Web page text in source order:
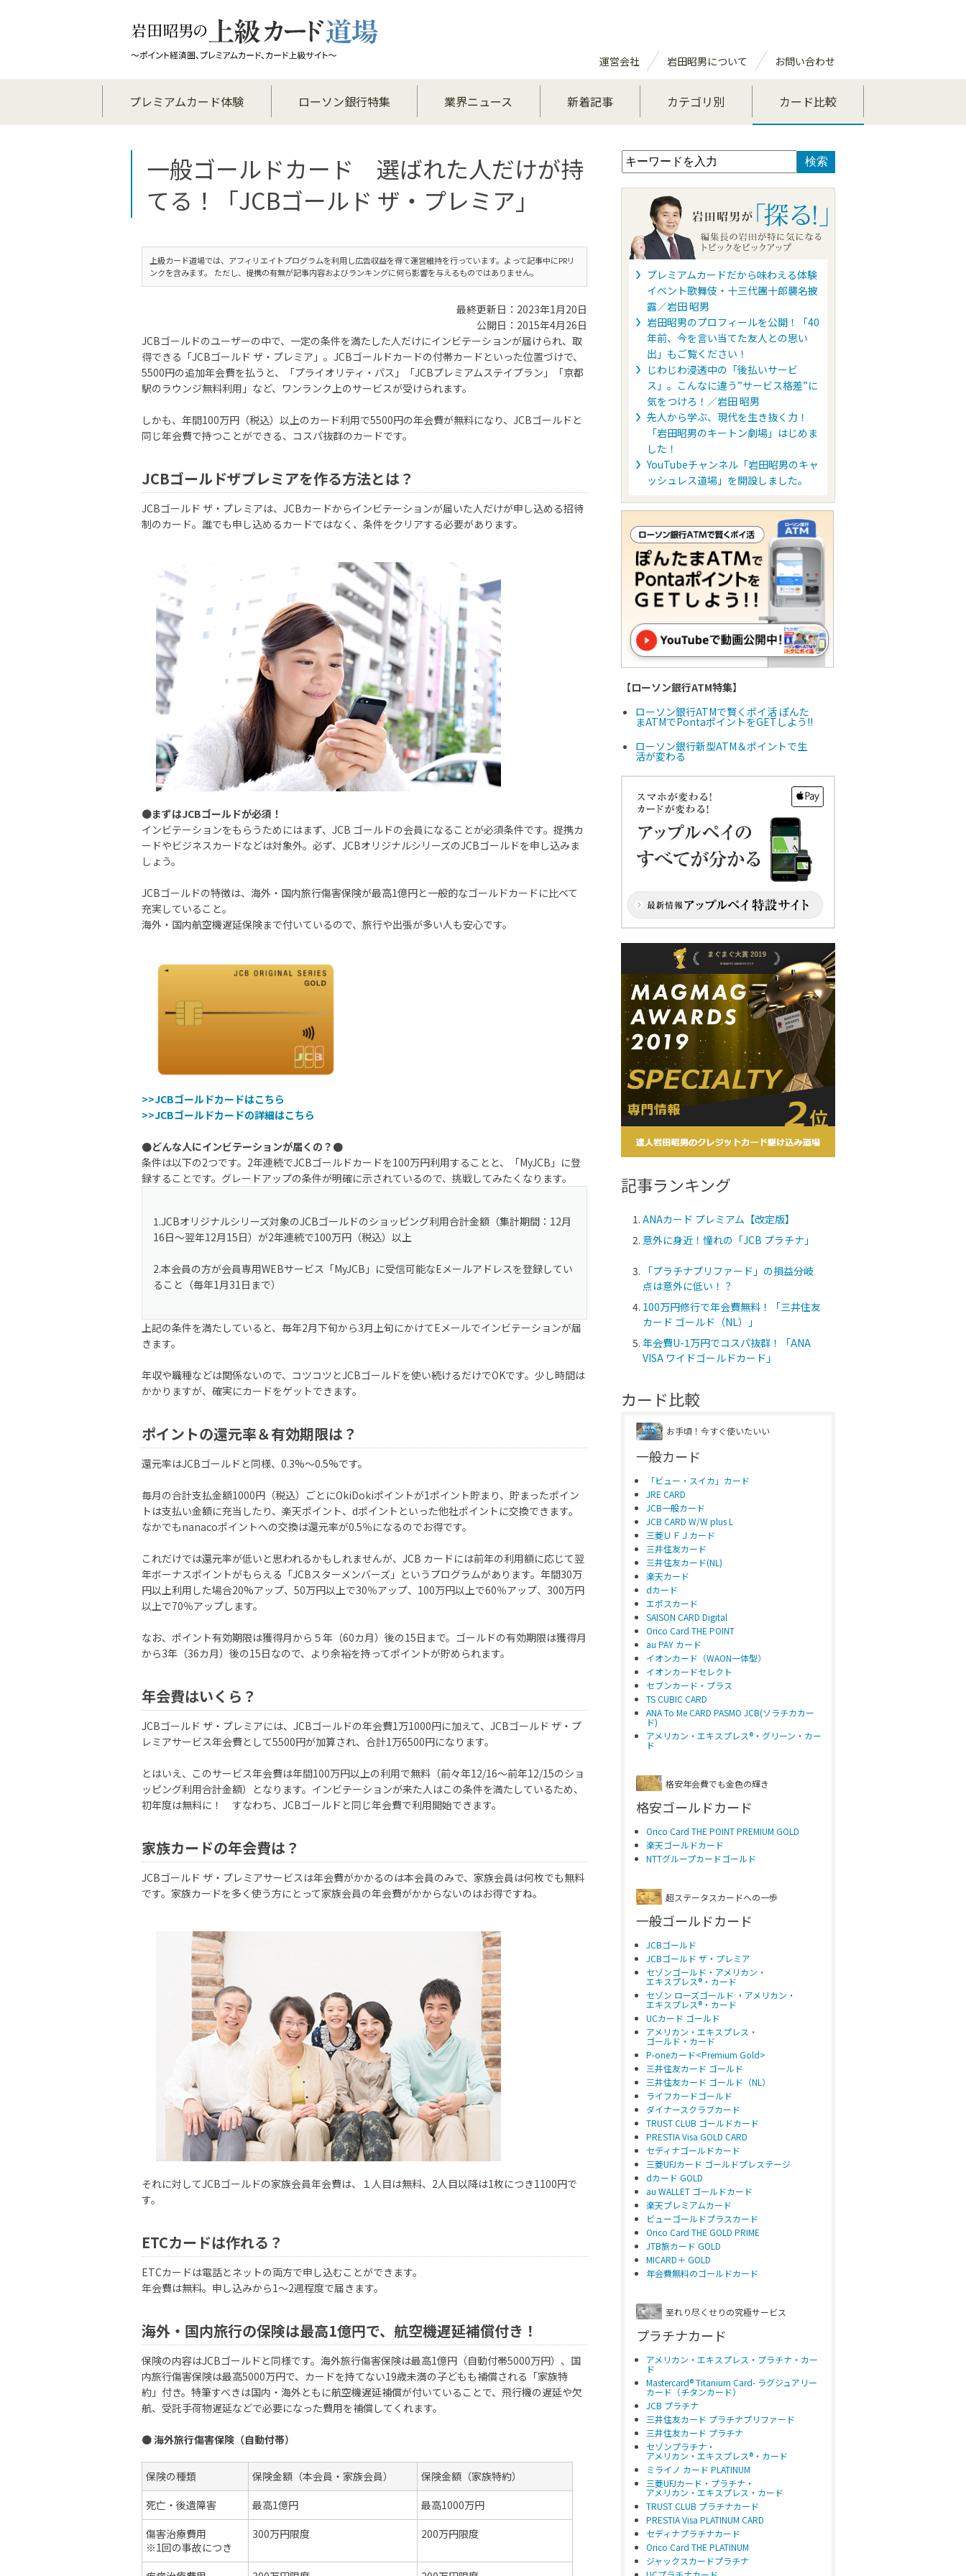
運営会社 岩田昭男について お問い合わせ
プレミアムカード体験 ローソン銀行特集 業界ニュース 新着記事 カテゴリ別 カード比較
一般ゴールドカード 選ばれた人だけが持
てる！「JCBゴールド ザ・プレミア」
上級カード道場では、アフィリエイトプログラムを利用し広告収益を得て運営維持を行っています。よって記事中にPRリ
ンクを含みます。 ただし、提携の有無が記事内容およびランキングに何ら影響を与えるものではありません。
最終更新日：2023年1月20日
公開日：2015年4月26日
JCBゴールドのユーザーの中で、一定の条件を満たした人だけにインビテーションが届けられ、取
得できる「JCBゴールド ザ・プレミア」。JCBゴールドカードの付帯カードといった位置づけで、
5500円の追加年会費を払うと、「プライオリティ・パス」「JCBプレミアムステイプラン」「京都
駅のラウンジ無料利用」など、ワンランク上のサービスが受けられます。
しかも、年間100万円（税込）以上のカード利用で5500円の年会費が無料になり、JCBゴールドと
同じ年会費で持つことができる、コスパ抜群のカードです。
JCBゴールドザプレミアを作る方法とは？
JCBゴールド ザ・プレミアは、JCBカードからインビテーションが届いた人だけが申し込める招待
制のカード。誰でも申し込めるカードではなく、条件をクリアする必要があります。
●まずはJCBゴールドが必須！
インビテーションをもらうためにはまず、JCB ゴールドの会員になることが必須条件です。提携カ
ードやビジネスカードなどは対象外。必ず、JCBオリジナルシリーズのJCBゴールドを申し込みま
しょう。
JCBゴールドの特徴は、海外・国内旅行傷害保険が最高1億円と一般的なゴールドカードに比べて
充実していること。
海外・国内航空機遅延保険まで付いているので、旅行や出張が多い人も安心です。
>>JCBゴールドカードはこちら
>>JCBゴールドカードの詳細はこちら
●どんな人にインビテーションが届くの？●
条件は以下の2つです。2年連続でJCBゴールドカードを100万円利用することと、「MyJCB」に登
録することです。グレードアップの条件が明確に示されているので、挑戦してみたくなります。
1.JCBオリジナルシリーズ対象のJCBゴールドのショッピング利用合計金額（集計期間：12月
16日〜翌年12月15日）が2年連続で100万円（税込）以上
2.本会員の方が会員専用WEBサービス「MyJCB」に受信可能なEメールアドレスを登録してい
ること（毎年1月31日まで）
上記の条件を満たしていると、毎年2月下旬から3月上旬にかけてEメールでインビテーションが届
きます。
年収や職種などは関係ないので、コツコツとJCBゴールドを使い続けるだけでOKです。少し時間は
かかりますが、確実にカードをゲットできます。
ポイントの還元率＆有効期限は？
還元率はJCBゴールドと同様、0.3%～0.5%です。
毎月の合計支払金額1000円（税込）ごとにOkiDokiポイントが1ポイント貯まり、貯まったポイン
トは支払い金額に充当したり、楽天ポイント、dポイントといった他社ポイントに交換できます。
なかでもnanacoポイントへの交換は還元率が0.5％になるのでお得です。
これだけでは還元率が低いと思われるかもしれませんが、JCB カードには前年の利用額に応じて翌
年ボーナスポイントがもらえる「JCBスターメンバーズ」というプログラムがあります。年間30万
円以上利用した場合20%アップ、50万円以上で30％アップ、100万円以上で60％アップ、300万円
以上で70％アップします。
なお、ポイント有効期限は獲得月から５年（60カ月）後の15日まで。ゴールドの有効期限は獲得月
から3年（36カ月）後の15日なので、より余裕を持ってポイントが貯められます。
年会費はいくら？
JCBゴールド ザ・プレミアには、JCBゴールドの年会費1万1000円に加えて、JCBゴールド ザ・プ
レミアサービス年会費として5500円が加算され、合計1万6500円になります。
とはいえ、このサービス年会費は年間100万円以上の利用で無料（前々年12/16～前年12/15のショ
ッピング利用合計金額）となります。インビテーションが来た人はこの条件を満たしているため、
初年度は無料に！ すなわち、JCBゴールドと同じ年会費で利用開始できます。
家族カードの年会費は？
JCBゴールド ザ・プレミアサービスは年会費がかかるのは本会員のみで、家族会員は何枚でも無料
です。家族カードを多く使う方にとって家族会員の年会費がかからないのはお得ですね。
それに対してJCBゴールドの家族会員年会費は、１人目は無料、2人目以降は1枚につき1100円で
す。
ETCカードは作れる？
ETCカードは電話とネットの両方で申し込むことができます。
年会費は無料。申し込みから1〜2週程度で届きます。
海外・国内旅行の保険は最高1億円で、航空機遅延補償付き！
保険の内容はJCBゴールドと同様です。海外旅行傷害保険は最高1億円（自動付帯5000万円）、国
内旅行傷害保険は最高5000万円で、カードを持てない19歳未満の子どもも補償される「家族特
約」付き。特筆すべきは国内・海外ともに航空機遅延補償が付いていることで、飛行機の遅延や欠
航、受託手荷物遅延などで必要になった費用を補償してくれます。
●海外旅行傷害保険（自動付帯）
保険の種類 保険金額（本会員・家族会員）
保険金額（家族特約）
死亡・後遺障害
最高1億円
最高1000万円
傷害治療費用
※1回の事故につき
300万円限度 200万円限度
プレミアムカードだから味わえる体験
イベント歌舞伎・十三代團十郎襲名披
露／岩田 昭男
岩田昭男のプロフィールを公開！「40
年前、今を言い当てた友人との思い
出」もご覧ください！
じわじわ浸透中の「後払いサービ
ス」。こんなに違う”サービス格差”に
気をつけろ！／岩田 昭男
先人から学ぶ、現代を生き抜く力！
「岩田昭男のキートン劇場」はじめま
した！
YouTubeチャンネル「岩田昭男のキャ
ッシュレス道場」を開設しました。
【ローソン銀行ATM特集】
ローソン銀行ATMで賢くポイ活 ぽんた
まATMでPontaポイントをGETしよう!!
ローソン銀行新型ATM＆ポイントで生
活が変わる
記事ランキング
ANAカード プレミアム【改定版】
意外に身近！憧れの「JCB プラチナ」
「プラチナプリファード」の損益分岐
点は意外に低い！？
100万円修行で年会費無料！「三井住友
カード ゴールド（NL）」
年会費U-1万円でコスパ抜群！「ANA
VISA ワイドゴールドカード」
カード比較
お手頃！今すぐ使いたいい
一般カード
「ビュー・スイカ」カード
JRE CARD
JCB一般カード
JCB CARD W/W plus L
三菱ＵＦＪカード
三井住友カード
三井住友カード(NL)
楽天カード
dカード
エポスカード
SAISON CARD Digital
Orico Card THE POINT
au PAY カード
イオンカード（WAON一体型）
イオンカードセレクト
セブンカード・プラス
TS CUBIC CARD
ANA To Me CARD PASMO JCB(ソラチカカー
ド)
アメリカン・エキスプレス®・グリーン・カー
ド
格安年会費でも金色の輝き
格安ゴールドカード
Orico Card THE POINT PREMIUM GOLD
楽天ゴールドカード
NTTグループカードゴールド
超ステータスカードへの一歩
一般ゴールドカード
JCBゴールド
JCBゴールド ザ・プレミア
セゾンゴールド・アメリカン・
エキスプレス®・カード
セゾン ローズゴールド ・アメリカン・
エキスプレス®・カード
UCカード ゴールド
アメリカン・エキスプレス・
ゴールド・カード
P-oneカード<Premium Gold>
三井住友カード ゴールド
三井住友カード ゴールド（NL）
ライフカードゴールド
ダイナースクラブカード
TRUST CLUB ゴールドカード
PRESTIA Visa GOLD CARD
セディナゴールドカード
三菱UFJカード ゴールドプレステージ
dカード GOLD
au WALLET ゴールドカード
楽天プレミアムカード
ビューゴールドプラスカード
Orico Card THE GOLD PRIME
JTB旅カード GOLD
MICARD＋ GOLD
年会費無料のゴールドカード
至れり尽くせりの究極サービス
プラチナカード
アメリカン・エキスプレス・プラチナ・カー
ド
Mastercard® Titanium Card- ラグジュアリー
カード（チタンカード）
JCB プラチナ
三井住友カード プラチナプリファード
三井住友カード プラチナ
セゾンプラチナ・
アメリカン・エキスプレス®・カード
ミライノ カード PLATINUM
三菱UFJカード・プラチナ・
アメリカン・エキスプレス・カード
TRUST CLUB プラチナカード
PRESTIA Visa PLATINUM CARD
セディナプラチナカード
Orico Card THE PLATINUM
ジャックスカードプラチナ